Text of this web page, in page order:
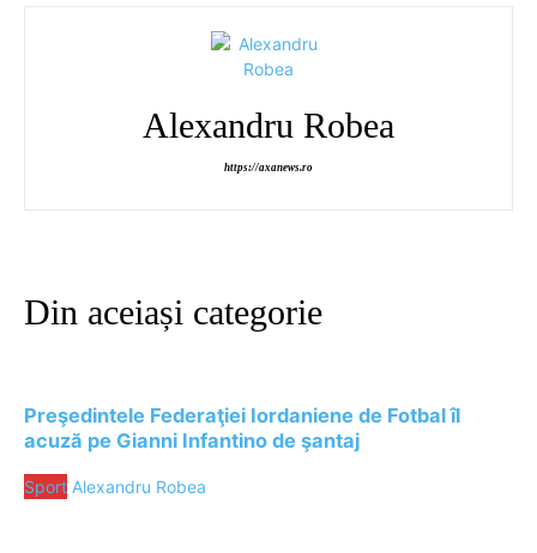
Alexandru Robea
https://axanews.ro
Din aceiași categorie
Preşedintele Federaţiei Iordaniene de Fotbal îl
acuză pe Gianni Infantino de şantaj
Sport Alexandru Robea